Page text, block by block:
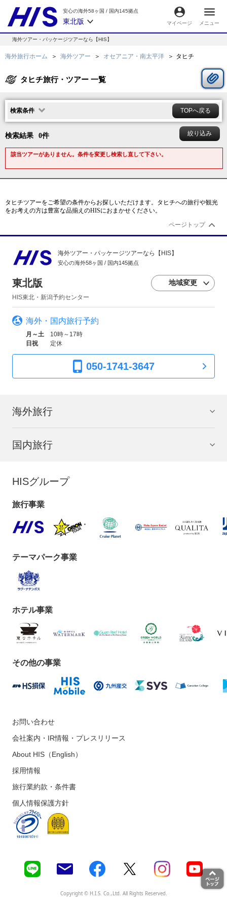
安心の海外58ヶ国 / 国内145拠点
東北版 マイページ メニュー
海外ツアー・パッケージツアーなら【HIS】
海外旅行ホーム 海外ツアー オセアニア・南太平洋 タヒチ
タヒチ旅行・ツアー 一覧
タヒチツアーをご希望の条件からお探しいただけます。 タヒチへの旅行や観光
をお考えの方は豊富な品揃えのHISにおまかせください。
検索条件 TOPへ戻る
検索結果 0件 絞り込み
該当ツアーがありません。条件を変更し検索し直して下さい。
海外ツアー・パッケージツアーなら【HIS】
安心の海外58ヶ国 / 国内145拠点
東北版 地域変更
HIS東北・新潟予約センター
海外・国内旅行予約
月～土
10時～17時
日祝
定休
050-1741-3647
海外旅行
国内旅行
HISグループ
旅行事業
テーマパーク事業
ホテル事業
その他の事業
お問い合わせ
会社案内・IR情報・プレスリリース
About HIS（English）
採用情報
旅行業約款・条件書
個人情報保護方針
Copyright © H.I.S. Co.,Ltd. All Rights Reserved.
ページトップ